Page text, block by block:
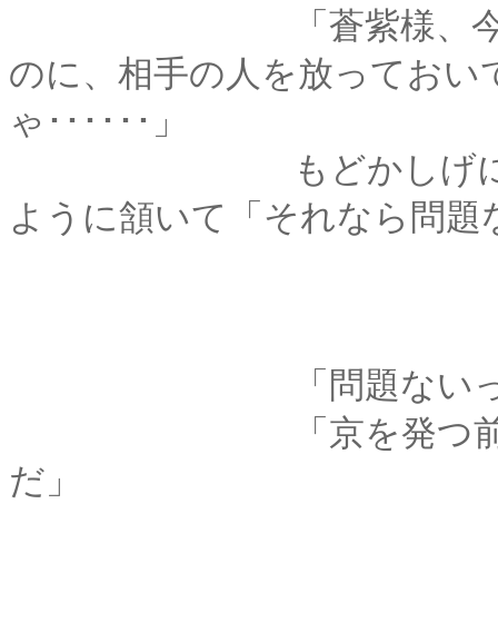
「蒼紫様、今縁談が
のに、相手の人を放ってお
ゃ･･････」
もどかしげに続ける
ように頷いて「それなら問
「問題ないって、
「京を発つ前に破談
だ」